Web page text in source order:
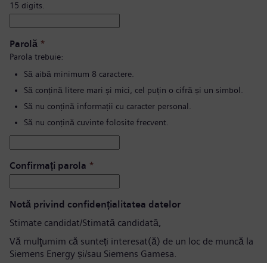
15 digits.
Parolă *
Parola trebuie:
Să aibă minimum 8 caractere.
Să conțină litere mari și mici, cel puțin o cifră și un simbol.
Să nu conțină informații cu caracter personal.
Să nu conțină cuvinte folosite frecvent.
Confirmați parola *
Notă privind confidențialitatea datelor
Stimate candidat/Stimată candidată,
Vă mulţumim că sunteți interesat(ă) de un loc de muncă la
Siemens Energy și/sau Siemens Gamesa.